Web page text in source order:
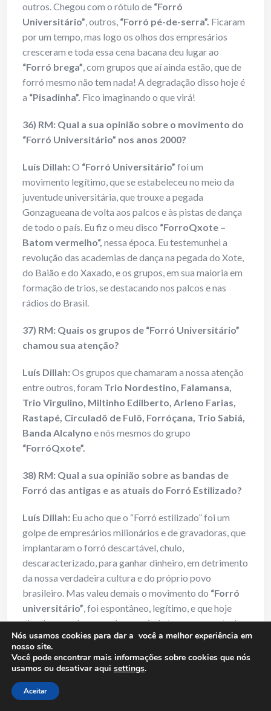
outros. Chegou com o rótulo de “Forró
Universitário”, outros, “Forró pé-de-serra”. Ficaram
por um tempo, mas logo os olhos dos empresários
cresceram e toda essa cena bacana deu lugar ao
“Forró brega”, com grupos que aí ainda estão, que de
forró mesmo não tem nada! A degradação disso hoje é
a “Pisadinha”. Fico imaginando o que virá!
36) RM: Qual a sua opinião sobre o movimento do
“Forró Universitário” nos anos 2000?
Luís Dillah:O “Forró Universitário” foi um
movimento legítimo, que se estabeleceu no meio da
juventude universitária, que trouxe a pegada
Gonzagueana de volta aos palcos e às pistas de dança
de todo o país. Eu fiz o meu disco “ForroQxote –
Batom vermelho“, nessa época. Eu testemunhei a
revolução das academias de dança na pegada do Xote,
do Baião e do Xaxado, e os grupos, em sua maioria em
formação de trios, se destacando nos palcos e nas
rádios do Brasil.
37) RM: Quais os grupos de “Forró Universitário”
chamou sua atenção?
Luís Dillah:Os grupos que chamaram a nossa atenção
entre outros, foram Trio Nordestino, Falamansa,
Trio Virgulino, Miltinho Edilberto, Arleno Farias,
Rastapé, Circuladô de Fulô, Forróçana, Trio Sabiá,
Banda Alcalyno e nós mesmos do grupo
“ForróQxote”.
38) RM: Qual a sua opinião sobre as bandas de
Forró das antigas e as atuais do Forró Estilizado?
Luís Dillah: Eu acho que o “Forró estilizado” foi um
golpe de empresários milionários e de gravadoras, que
implantaram o forró descartável, chulo,
descaracterizado, para ganhar dinheiro, em detrimento
da nossa verdadeira cultura e do próprio povo
brasileiro. Mas valeu demais o movimento do “Forró
universitário”, foi espontâneo, legítimo, e que hoje
circula no underground e que ainda tem a sua central
nas dunas deItaúnas – ES.
39) RM: Quais os seus projetos futuros?
Luís Dillah:
Nós usamos cookies para dar a você a melhor experiência em
nosso site.
Você pode encontrar mais informações sobre cookies que nós
usamos ou desativar aqui settings.
Aceitar